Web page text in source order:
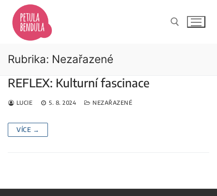
Přeskočit
obsah
Hledat:
Rubrika: Nezařazené
REFLEX: Kulturní fascinace
LUCIE 5. 8. 2024 NEZAŘAZENÉ
VÍCE →